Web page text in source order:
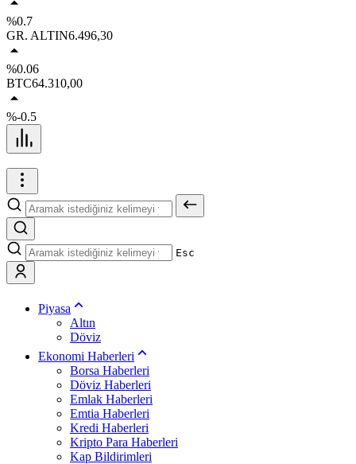
%0.7
GR. ALTIN6.496,30
%0.06
BTC64.310,00
%-0.5
Esc
Piyasa
Altın
Döviz
Ekonomi Haberleri
Borsa Haberleri
Döviz Haberleri
Emlak Haberleri
Emtia Haberleri
Kredi Haberleri
Kripto Para Haberleri
Kap Bildirimleri